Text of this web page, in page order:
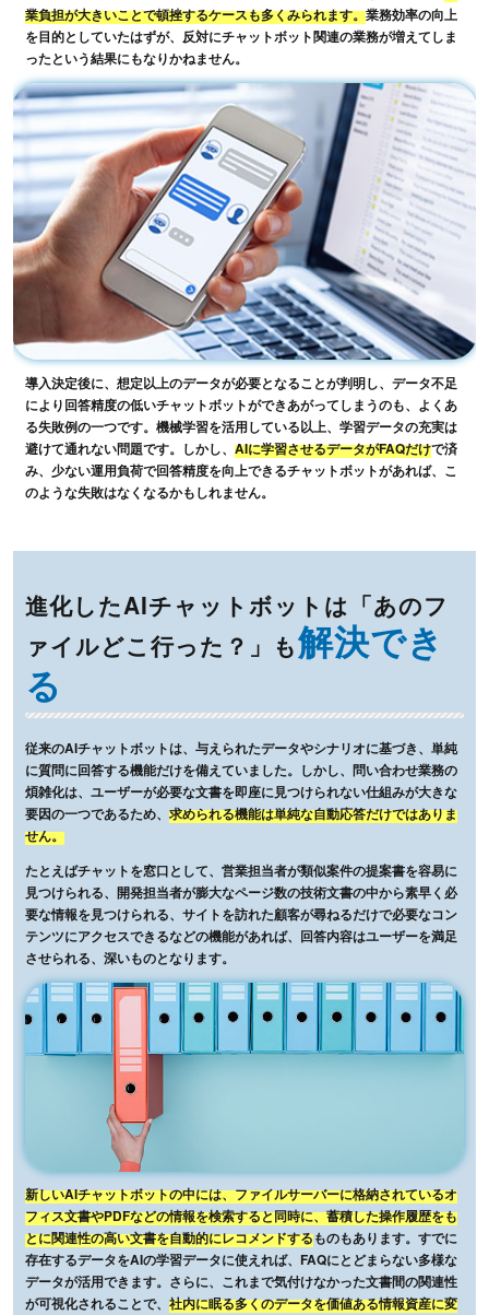
業負担が大きいことで頓挫するケースも多くみられます。業務効率の向上
を目的としていたはずが、反対にチャットボット関連の業務が増えてしま
ったという結果にもなりかねません。
導入決定後に、想定以上のデータが必要となることが判明し、データ不足
により回答精度の低いチャットボットができあがってしまうのも、よくあ
る失敗例の一つです。機械学習を活用している以上、学習データの充実は
避けて通れない問題です。しかし、 AIに学習させるデータがFAQだけで済
み、少ない運用負荷で回答精度を向上できるチャットボットがあれば、こ
のような失敗はなくなるかもしれません。
進化したAIチャットボットは 「あのフ
ァイルどこ行った？」も解決でき
る
従来のAIチャットボットは、与えられたデータやシナリオに基づき、単純
に質問に回答する機能だけを備えていました。しかし、問い合わせ業務の
煩雑化は、ユーザーが必要な文書を即座に見つけられない仕組みが大きな
要因の一つであるため、 求められる機能は単純な自動応答だけではありま
せん。
たとえばチャットを窓口として、営業担当者が類似案件の提案書を容易に
見つけられる、開発担当者が膨大なページ数の技術文書の中から素早く必
要な情報を見つけられる、サイトを訪れた顧客が尋ねるだけで必要なコン
テンツにアクセスできるなどの機能があれば、回答内容はユーザーを満足
させられる、深いものとなります。
新しいAIチャットボットの中には、ファイルサーバーに格納されているオ
フィス文書やPDFなどの情報を検索すると同時に、蓄積した操作履歴をも
とに関連性の高い文書を自動的にレコメンドするものもあります。すでに
存在するデータをAIの学習データに使えれば、FAQにとどまらない多様な
データが活用できます。さらに、これまで気付けなかった文書間の関連性
が可視化されることで、 社内に眠る多くのデータを価値ある情報資産に変